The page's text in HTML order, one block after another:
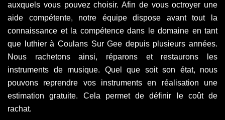
auxquels vous pouvez choisir. Afin de vous octroyer une
aide compétente, notre équipe dispose avant tout la
connaissance et la compétence dans le domaine en tant
que luthier à Coulans Sur Gee depuis plusieurs années.
Nous rachetons ainsi, réparons et restaurons les
instruments de musique. Quel que soit son état, nous
pouvons reprendre vos instruments en réalisation une
estimation gratuite. Cela permet de définir le coût de
rachat.